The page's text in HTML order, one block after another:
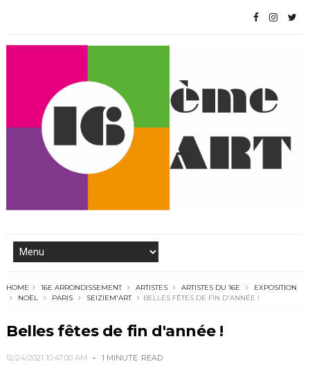
HOME 16E ARRONDISSEMENT ARTISTES ARTISTES DU 16E
EXPOSITION
NOËL
PARIS SEIZIEM'ART BELLES FÊTES DE FIN D'ANNÉE !
Belles fêtes de fin d'année !
12/24/2021 10:47:00 AM 1 MINUTE READ